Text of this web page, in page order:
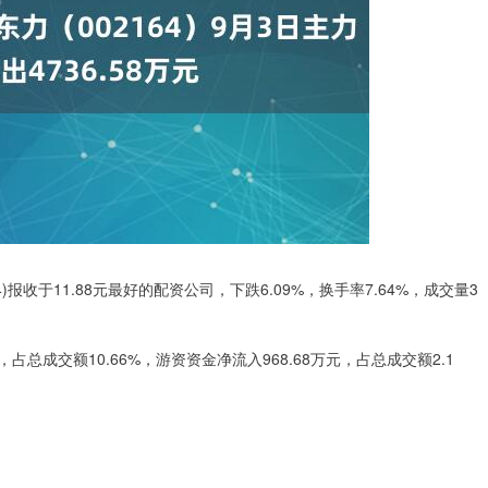
收于11.88元最好的配资公司，下跌6.09%，换手率7.64%，成交量3
总成交额10.66%，游资资金净流入968.68万元，占总成交额2.1